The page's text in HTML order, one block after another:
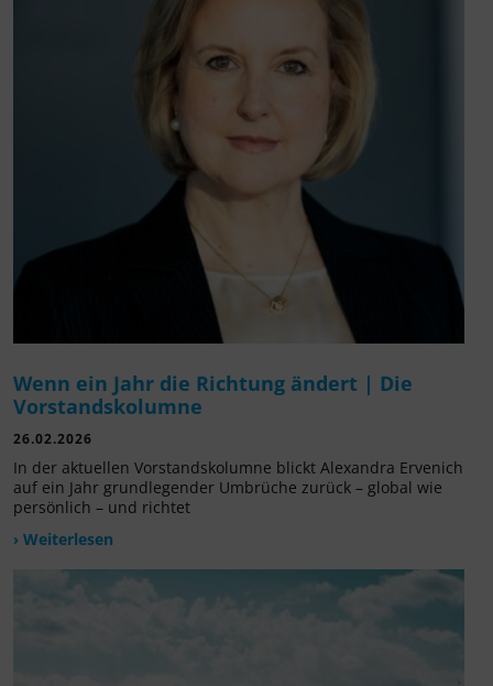
Wenn ein Jahr die Richtung ändert | Die
Vorstandskolumne
26.02.2026
In der aktuellen Vorstandskolumne blickt Alexandra Ervenich
auf ein Jahr grundlegender Umbrüche zurück – global wie
persönlich – und richtet
› Weiterlesen